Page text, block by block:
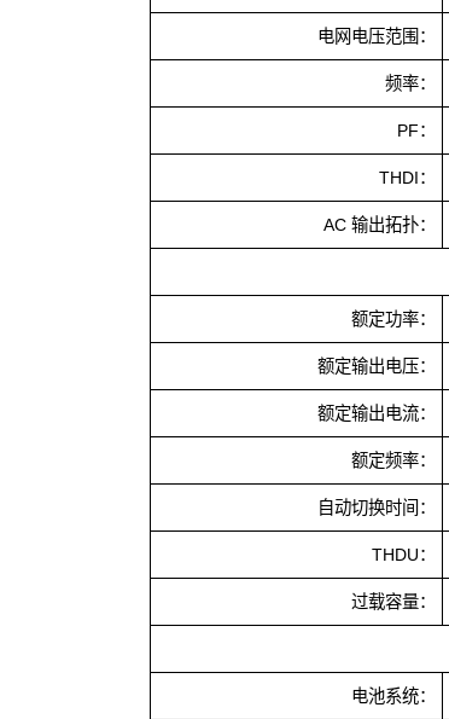
电网电压范围：
频率：
PF：
THDI：
AC 输出拓扑：
额定功率：
额定输出电压：
额定输出电流：
额定频率：
自动切换时间：
THDU：
过载容量：
电池系统：